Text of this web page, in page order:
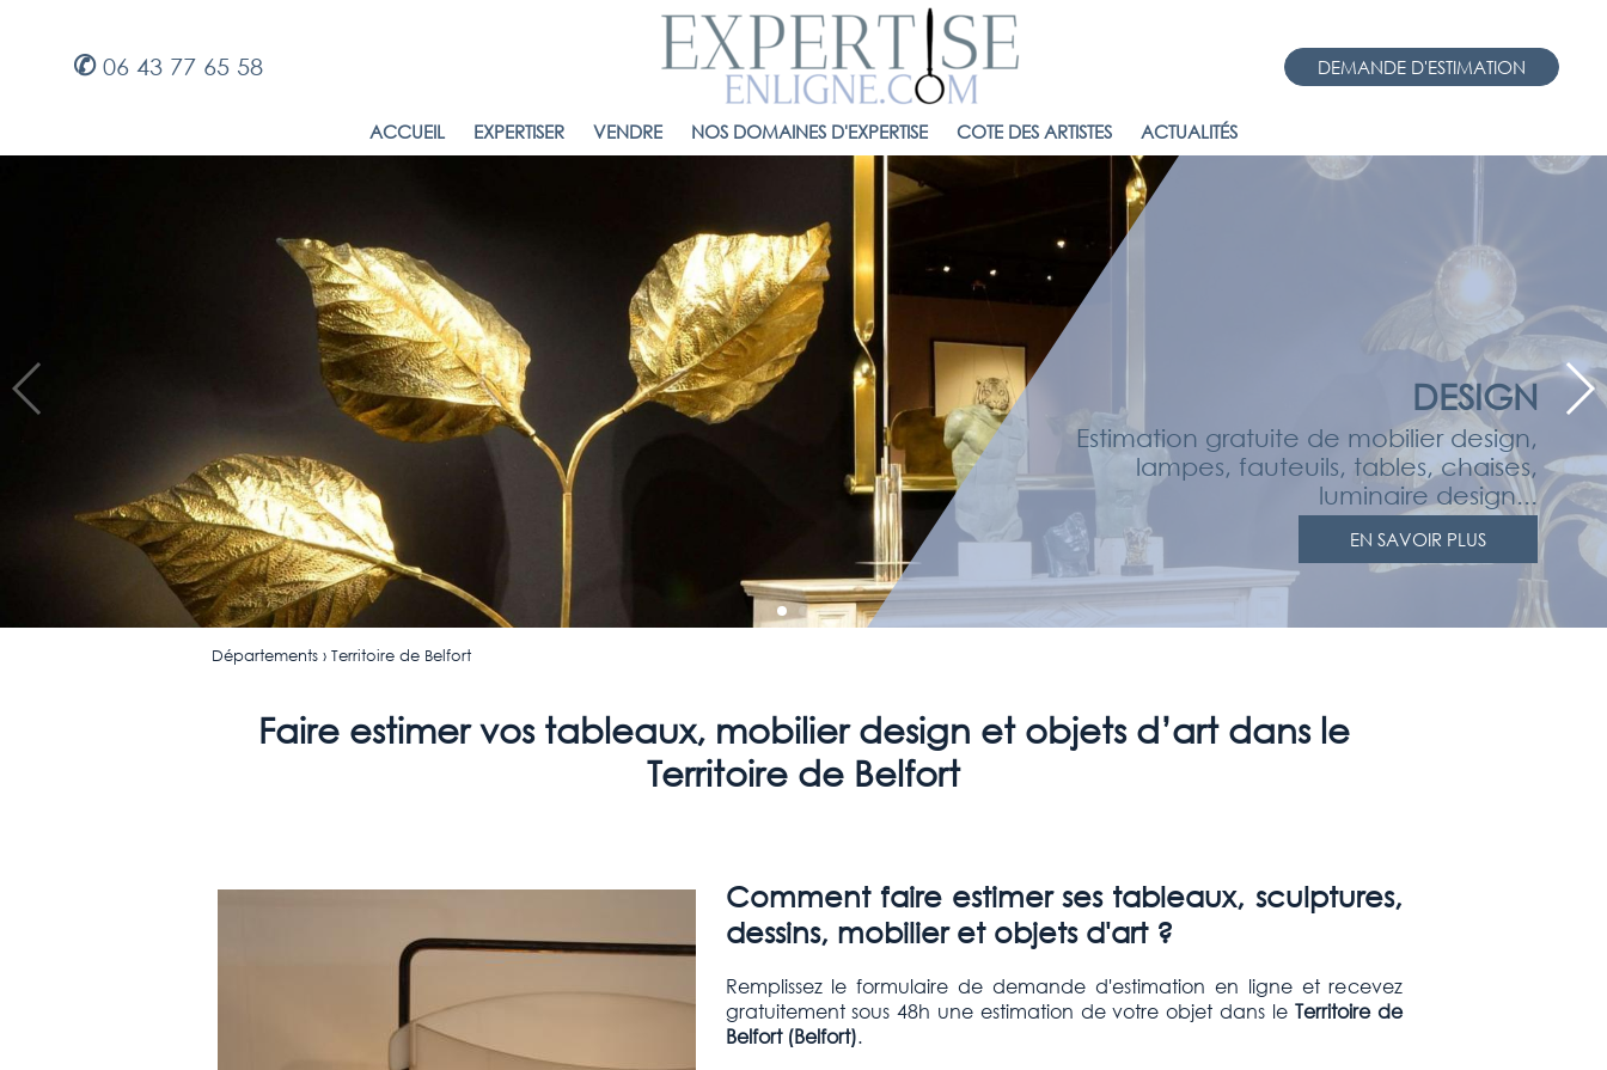
DEMANDE D'ESTIMATION
✆ 06 43 77 65 58
ACCUEIL EXPERTISER VENDRE NOS DOMAINES D'EXPERTISE COTE DES ARTISTES ACTUALITÉS
DESIGN
Estimation gratuite de mobilier design,
lampes, fauteuils, tables, chaises,
luminaire design...
EN SAVOIR PLUS
Départements› Territoire de Belfort
Faire estimer vos tableaux, mobilier design et objets d’art dans le
Territoire de Belfort
Comment faire estimer ses tableaux, sculptures,
dessins, mobilier et objets d'art ?
Remplissez le formulaire de demande d'estimation en ligne et recevez
gratuitement sous 48h une estimation de votre objet dans leTerritoire de
Belfort (Belfort).